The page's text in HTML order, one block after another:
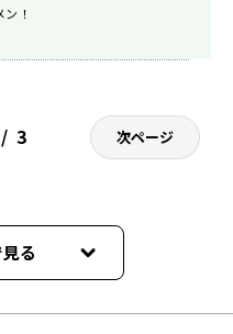
ン！
3 次ページ
る